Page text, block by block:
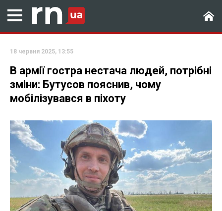
18 червня 2025, 13:55
В армії гостра нестача людей, потрібні
зміни: Бутусов пояснив, чому
мобілізувався в піхоту